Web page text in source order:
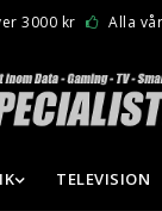
3000 kr Alla
TELEVISION